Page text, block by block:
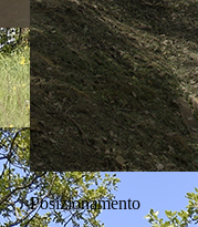
Posizionamento